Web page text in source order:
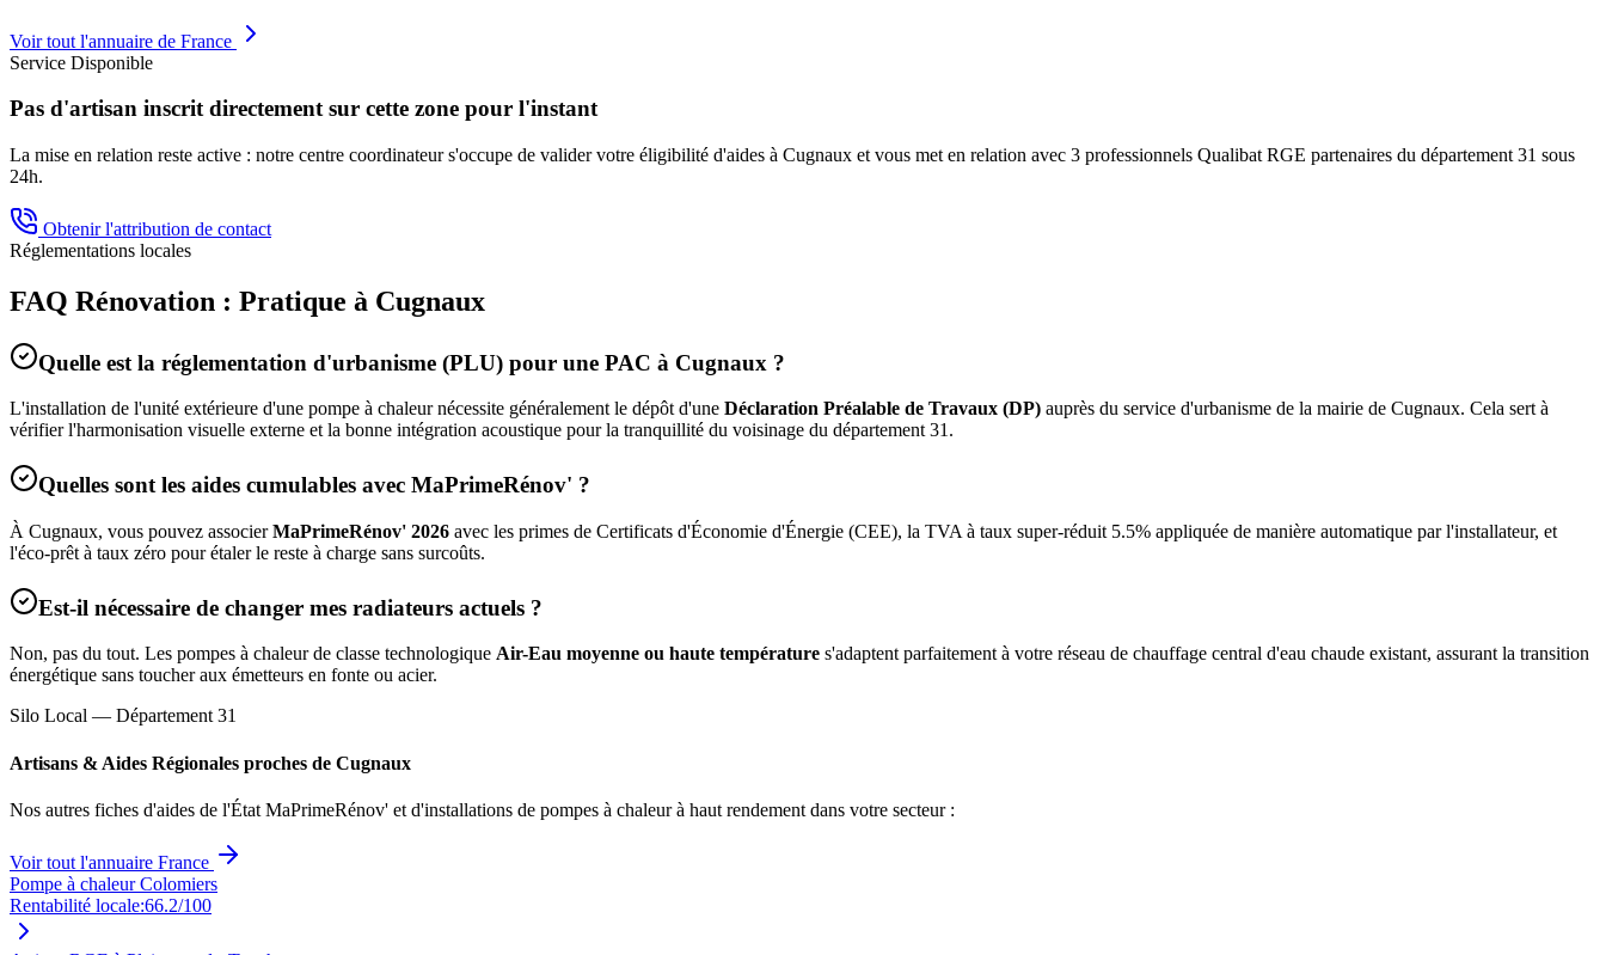
Voir tout l'annuaire de France
Service Disponible
Pas d'artisan inscrit directement sur cette zone pour l'instant
La mise en relation reste active : notre centre coordinateur s'occupe de valider votre éligibilité d'aides à Cugnaux et vous met en relation avec 3 professionnels Qualibat RGE partenaires du département 31 sous
24h.
Obtenir l'attribution de contact
Réglementations locales
FAQ Rénovation : Pratique à Cugnaux
Quelle est la réglementation d'urbanisme (PLU) pour une PAC à Cugnaux ?
L'installation de l'unité extérieure d'une pompe à chaleur nécessite généralement le dépôt d'une Déclaration Préalable de Travaux (DP) auprès du service d'urbanisme de la mairie de Cugnaux. Cela sert à
vérifier l'harmonisation visuelle externe et la bonne intégration acoustique pour la tranquillité du voisinage du département31.
Quelles sont les aides cumulables avec MaPrimeRénov' ?
À Cugnaux, vous pouvez associerMaPrimeRénov' 2026 avec les primes de Certificats d'Économie d'Énergie (CEE), la TVA à taux super-réduit 5.5% appliquée de manière automatique par l'installateur, et
l'éco-prêt à taux zéro pour étaler le reste à charge sans surcoûts.
Est-il nécessaire de changer mes radiateurs actuels ?
Non, pas du tout. Les pompes à chaleur de classe technologique Air-Eau moyenne ou haute température s'adaptent parfaitement à votre réseau de chauffage central d'eau chaude existant, assurant la transition
énergétique sans toucher aux émetteurs en fonte ou acier.
Silo Local — Département 31
Artisans & Aides Régionales proches de Cugnaux
Nos autres fiches d'aides de l'État MaPrimeRénov' et d'installations de pompes à chaleur à haut rendement dans votre secteur :
Voir tout l'annuaire France
Pompe à chaleur Colomiers
Rentabilité locale:66.2/100